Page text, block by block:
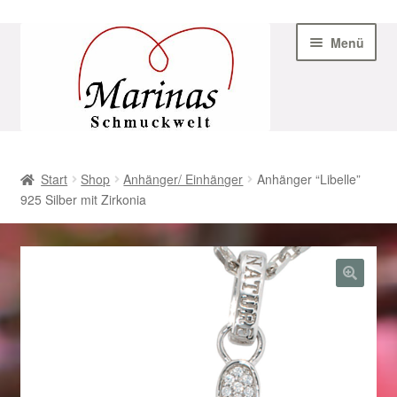
Navigation
Menü
AGB
Beispiel-Seite
Datenschutz
Geschenke zu Ostern 2023
Start Shop Anhänger/ Einhänger
Anhänger “Libelle”
925 Silber mit Zirkonia